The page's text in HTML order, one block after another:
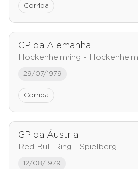
Corrida
GP da Alemanha
Hockenheimring - Hockenheim
29/07/1979
Corrida
GP da Áustria
Red Bull Ring - Spielberg
12/08/1979